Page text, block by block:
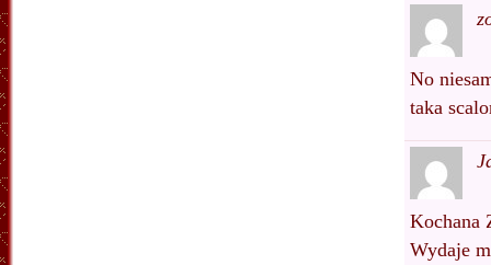
No
taka
Kochana
Wydaje